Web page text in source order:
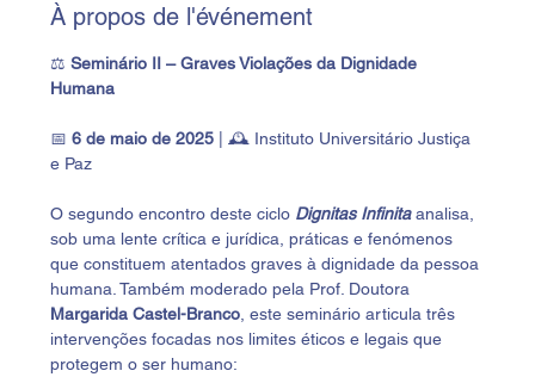
À propos de l'événement
⚖️ Seminário II – Graves Violações da Dignidade
Humana
📅 6 de maio de 2025 | 🕰️ Instituto Universitário Justiça
e Paz
O segundo encontro deste ciclo Dignitas Infinita analisa,
sob uma lente crítica e jurídica, práticas e fenómenos
que constituem atentados graves à dignidade da pessoa
humana. Também moderado pela Prof. Doutora
Margarida Castel-Branco , este seminário articula três
intervenções focadas nos limites éticos e legais que
protegem o ser humano: